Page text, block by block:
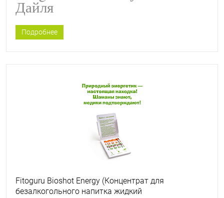
Дайля
Подробнее
Fitoguru Bioshot Energy (Концентрат для
безалкогольного напитка жидкий